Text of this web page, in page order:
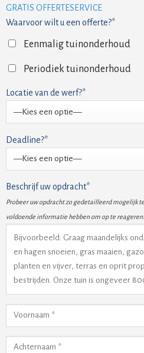
GRATIS OFFERTESERVICE
Waarvoor wilt u een offerte?*
Eenmalig tuinonderhoud
Periodiek tuinonderhoud
Locatie van de werf?*
Deadline?*
Beschrijf uw opdracht*
Probeer uw opdracht zo gedetailleerd mogelijk
voldoende informatie hebben om op te reageren.